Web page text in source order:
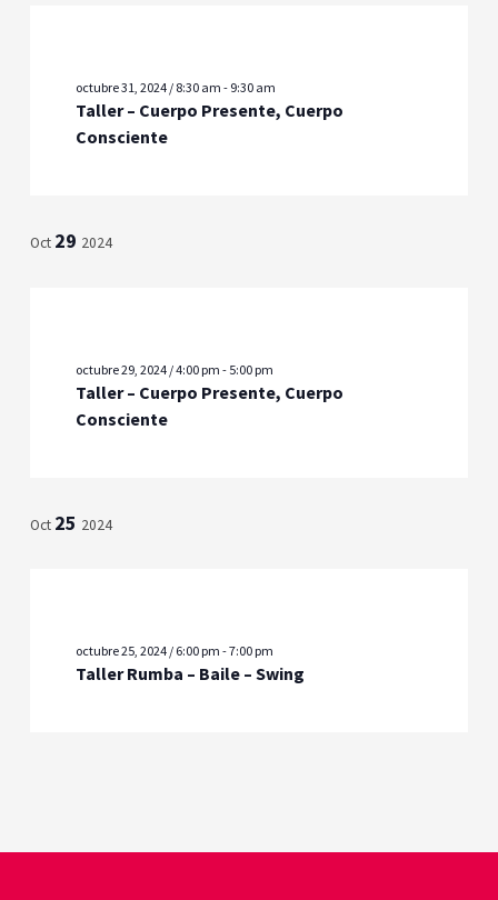
octubre 31, 2024 / 8:30 am - 9:30 am
Taller – Cuerpo Presente, Cuerpo
Consciente
Oct 29 2024
octubre 29, 2024 / 4:00 pm - 5:00 pm
Taller – Cuerpo Presente, Cuerpo
Consciente
Oct 25 2024
octubre 25, 2024 / 6:00 pm -7:00 pm
Taller Rumba – Baile – Swing